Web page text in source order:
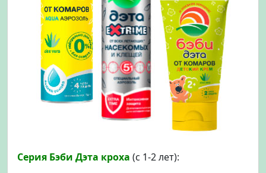
Серия Бэби Дэта кроха (с 1-2 лет):